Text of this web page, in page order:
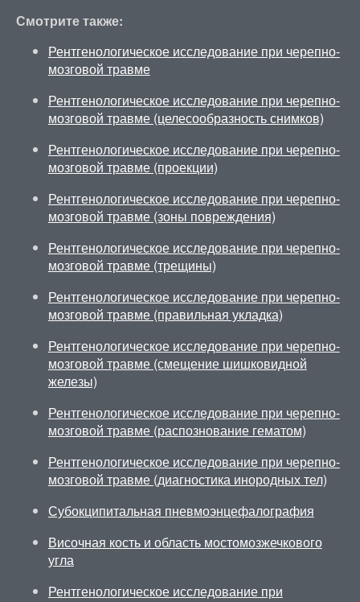
Смотрите также:
Рентгенологическое исследование при черепно-
мозговой травме
Рентгенологическое исследование при черепно-
мозговой травме (целесообразность снимков)
Рентгенологическое исследование при черепно-
мозговой травме (проекции)
Рентгенологическое исследование при черепно-
мозговой травме (зоны повреждения)
Рентгенологическое исследование при черепно-
мозговой травме (трещины)
Рентгенологическое исследование при черепно-
мозговой травме (правильная укладка)
Рентгенологическое исследование при черепно-
мозговой травме (смещение шишковидной
железы)
Рентгенологическое исследование при черепно-
мозговой травме (распознование гематом)
Рентгенологическое исследование при черепно-
мозговой травме (диагностика инородных тел)
Субокципитальная пневмоэнцефалография
Височная кость и область мостомозжечкового
угла
Рентгенологическое исследование при